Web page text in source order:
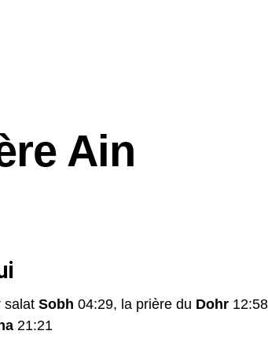
Ain
salat Sobh 04:29, la prière du Dohr
21:21